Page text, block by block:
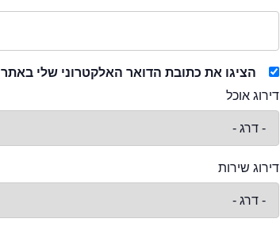
הציגו את כתובת הדואר האלקטרוני שלי באתר
דירוג אוכל
דירוג שירות